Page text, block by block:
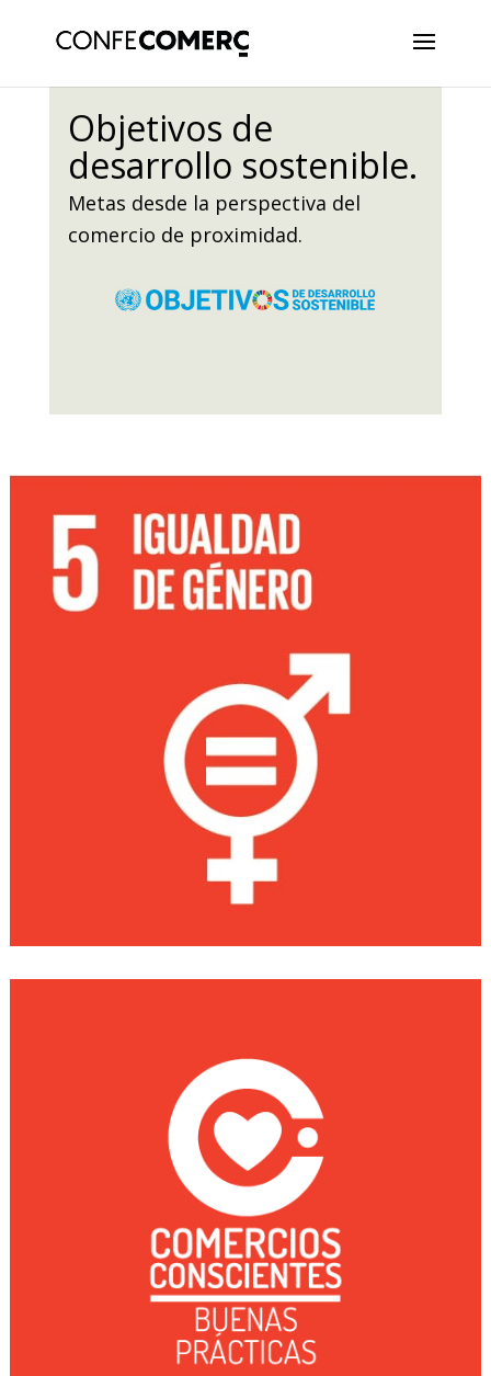
Objetivos de
desarrollo sostenible.
Metas desde la perspectiva del
comercio de proximidad.